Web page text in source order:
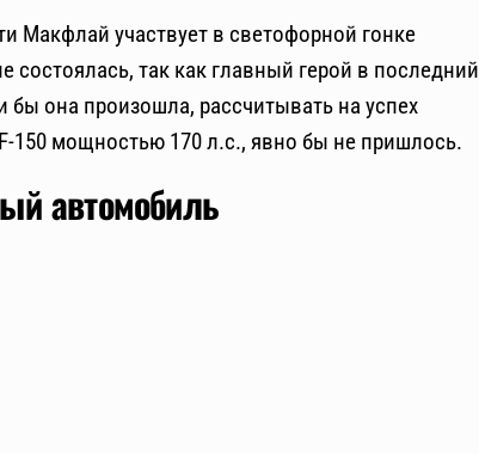
Макфлай участвует в светофорной гонке
состоялась, так как главный герой в последний
она произошла, рассчитывать на успех
150 мощностью 170 л.с., явно бы не пришлось.
автомобиль